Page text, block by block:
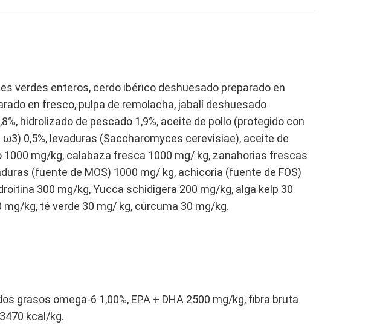
verdes enteros, cerdo ibérico deshuesado preparado en
en fresco, pulpa de remolacha, jabalí deshuesado
hidrolizado de pescado 1,9%, aceite de pollo (protegido con
0,5%, levaduras (Saccharomyces cerevisiae), aceite de
mg/kg, calabaza fresca 1000 mg/ kg, zanahorias frescas
(fuente de MOS) 1000 mg/ kg, achicoria (fuente de FOS)
300 mg/kg, Yucca schidigera 200 mg/kg, alga kelp 30
kg, té verde 30 mg/ kg, cúrcuma 30 mg/kg.
grasos omega-6 1,00%, EPA + DHA 2500 mg/kg, fibra bruta
kcal/kg.